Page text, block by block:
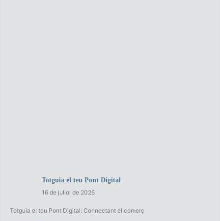
Totguia el teu Pont Digital
16 de juliol de 2026
Totguia el teu Pont Digital: Connectant el comerç